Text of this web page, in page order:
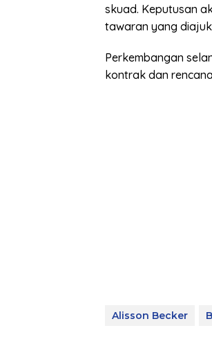
skuad. Keputusan
tawaran yang
Perkembangan
kontrak dan
Alisson Becker